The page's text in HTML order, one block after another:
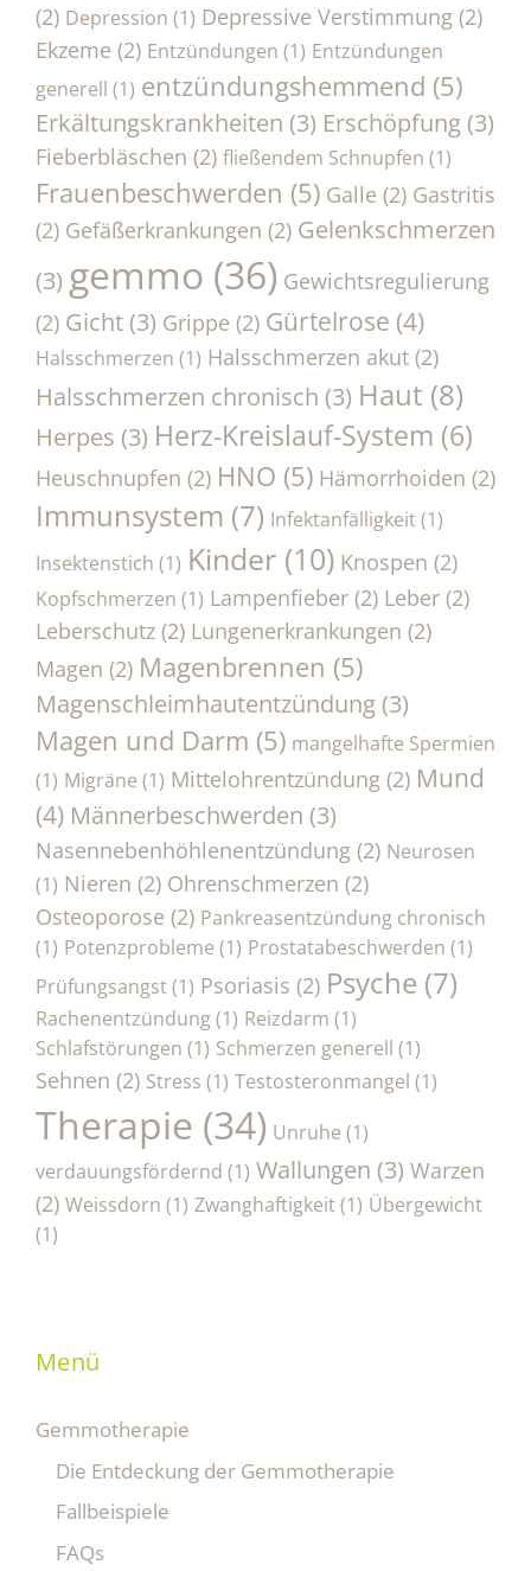
(2) Depression (1) Depressive Verstimmung (2)
Ekzeme (2) Entzündungen (1) Entzündungen
generell (1) entzündungshemmend (5)
Erkältungskrankheiten (3) Erschöpfung (3)
Fieberbläschen (2) fließendem Schnupfen (1)
Frauenbeschwerden (5) Galle (2) Gastritis
(2) Gefäßerkrankungen (2) Gelenkschmerzen
(3) gemmo (36) Gewichtsregulierung
(2) Gicht (3) Grippe (2) Gürtelrose (4)
Halsschmerzen (1) Halsschmerzen akut (2)
Halsschmerzen chronisch (3) Haut (8)
Herpes (3) Herz-Kreislauf-System (6)
Heuschnupfen (2) HNO (5) Hämorrhoiden (2)
Immunsystem (7) Infektanfälligkeit(1)
Insektenstich (1) Kinder (10) Knospen (2)
Kopfschmerzen (1) Lampenfieber (2) Leber (2)
Leberschutz (2) Lungenerkrankungen (2)
Magen (2) Magenbrennen (5)
Magenschleimhautentzündung (3)
Magen und Darm (5) mangelhafte Spermien
(1) Migräne (1) Mittelohrentzündung (2) Mund
(4) Männerbeschwerden (3)
Nasennebenhöhlenentzündung (2) Neurosen
(1) Nieren (2) Ohrenschmerzen (2)
Osteoporose (2) Pankreasentzündung chronisch
(1) Potenzprobleme (1) Prostatabeschwerden (1)
Prüfungsangst(1) Psoriasis (2) Psyche (7)
Rachenentzündung(1) Reizdarm (1)
Schlafstörungen (1) Schmerzen generell (1)
Sehnen (2) Stress (1) Testosteronmangel (1)
Therapie (34) Unruhe (1)
verdauungsfördernd (1) Wallungen (3) Warzen
(2) Weissdorn (1) Zwanghaftigkeit(1) Übergewicht
(1)
Menü
Gemmotherapie
Die Entdeckung der Gemmotherapie
Fallbeispiele
FAQs